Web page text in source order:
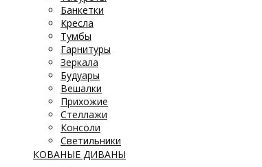
Банкетки
Кресла
Тумбы
Гарнитуры
Зеркала
Будуары
Вешалки
Прихожие
Стеллажи
Консоли
Светильники
КОВАНЫЕ ДИВАНЫ